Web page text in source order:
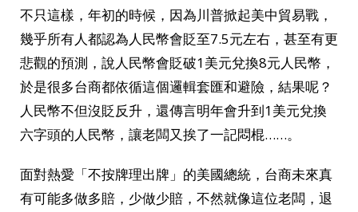
不只這樣，年初的時候，因為川普掀起美中貿易戰，
幾乎所有人都認為人民幣會貶至7.5元左右，甚至有更
悲觀的預測，說人民幣會貶破1美元兌換8元人民幣，
於是很多台商都依循這個邏輯套匯和避險，結果呢？
人民幣不但沒貶反升，還傳言明年會升到1美元兌換
六字頭的人民幣，讓老闆又挨了一記悶棍……。
面對熱愛「不按牌理出牌」的美國總統，台商未來真
有可能多做多賠，少做少賠，不然就像這位老闆，退